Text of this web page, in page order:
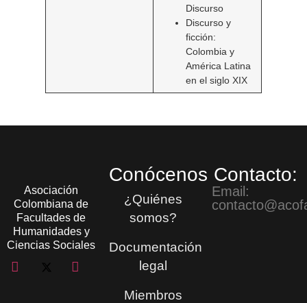
Discurso
Discurso y
ficción:
Colombia y
América Latina
en el siglo XIX
Asociación
Colombiana de
Facultades de
Humanidades y
Ciencias Sociales
Conócenos
¿Quiénes
somos?
Documentación
legal
Miembros
Contacto:
Email: